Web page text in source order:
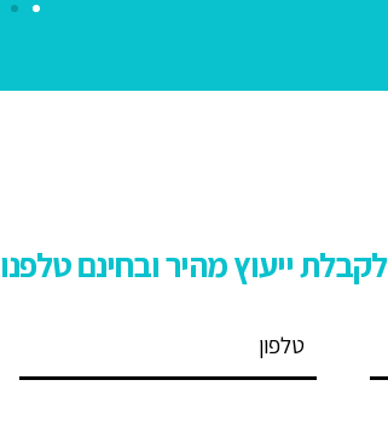
לקבלת ייעוץ מהיר ובחינם טלפנו